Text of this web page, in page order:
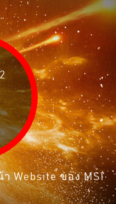
Website ของ MSI